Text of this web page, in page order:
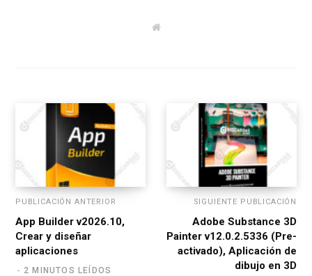
W
PUBLICACIÓN ANTERIOR
App Builder v2026.10,
Crear y diseñar
aplicaciones
2 MINUTOS LEÍDOS
SIGUIENTE PUBLICACIÓN
Adobe Substance 3D
Painter v12.0.2.5336 (Pre-
activado), Aplicación de
dibujo en 3D